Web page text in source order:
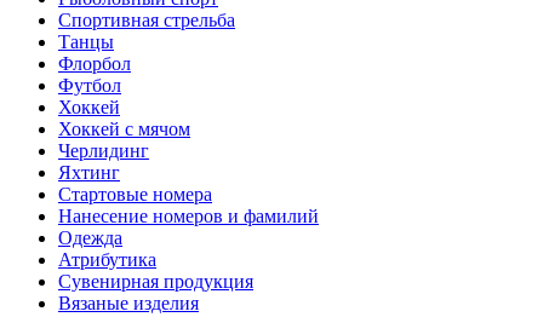
Спортивная стрельба
Танцы
Флорбол
Футбол
Хоккей
Хоккей с мячом
Черлидинг
Яхтинг
Стартовые номера
Нанесение номеров и фамилий
Одежда
Атрибутика
Сувенирная продукция
Вязаные изделия